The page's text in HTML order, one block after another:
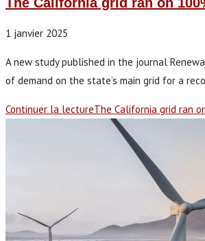
1 janvier 2025
A new study published in the journal
of demand on the state’s main grid for a
Continuer la lectureThe California grid ran